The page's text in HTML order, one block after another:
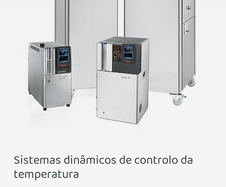
Sistemas dinâmicos de controlo da
temperatura